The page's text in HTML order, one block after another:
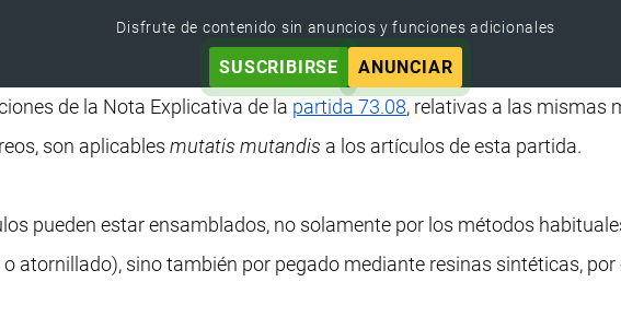
Disfrute de contenido sin anuncios y funciones adicionales
SUSCRIBIRSE ANUNCIAR
de la Nota Explicativa de la partida 73.08, relativas a las mismas
son aplicablesmutatis mutandis a los artículos de esta partida.
pueden estar ensamblados, no solamente por los métodos
atornillado), sino también por pegado mediante resinas sintéticas, por